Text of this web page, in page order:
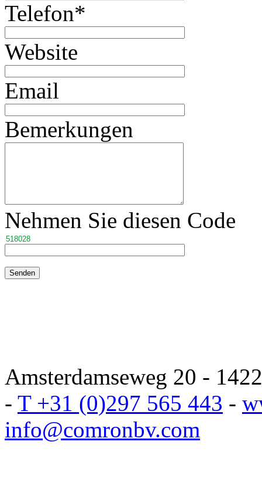
Telefon*
Website
Email
Bemerkungen
Nehmen Sie diesen Code
Amsterdamseweg 20 -
- T +31 (0)297 565 443 -
info@comronbv.com